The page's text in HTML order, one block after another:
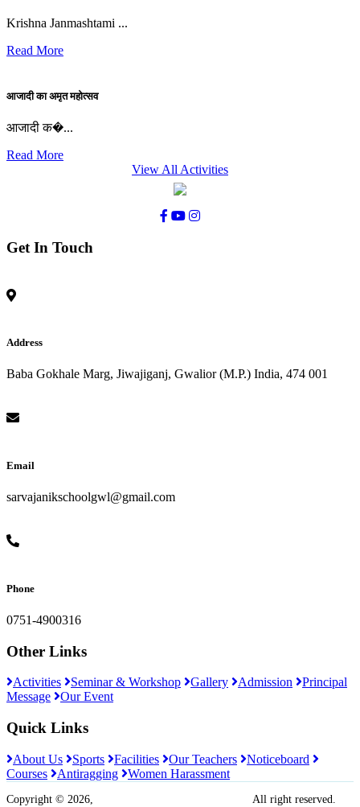
Krishna Janmashtami ...
Read More
आजादी का अमृत महोत्सव
आजादी क�...
Read More
View All Activities
Get In Touch
Address
Baba Gokhale Marg, Jiwajiganj, Gwalior (M.P.) India, 474 001
Email
sarvajanikschoolgwl@gmail.com
Phone
0751-4900316
Other Links
Activities Seminar & Workshop Gallery Admission
Principal
Message
Our Event
Quick Links
About Us Sports Facilities Our Teachers
Noticeboard
Courses
Antiragging Women Harassment
Copyright © 2026, All right reserved.